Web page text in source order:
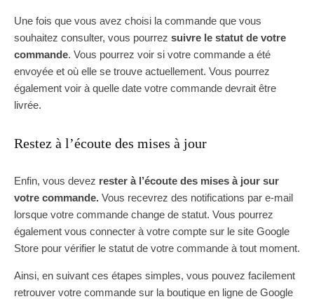
Une fois que vous avez choisi la commande que vous
souhaitez consulter, vous pourrez suivre le statut de votre
commande. Vous pourrez voir si votre commande a été
envoyée et où elle se trouve actuellement. Vous pourrez
également voir à quelle date votre commande devrait être
livrée.
Restez à l’écoute des mises à jour
Enfin, vous devez rester à l’écoute des mises à jour sur
votre commande. Vous recevrez des notifications par e-mail
lorsque votre commande change de statut. Vous pourrez
également vous connecter à votre compte sur le site Google
Store pour vérifier le statut de votre commande à tout moment.
Ainsi, en suivant ces étapes simples, vous pouvez facilement
retrouver votre commande sur la boutique en ligne de Google